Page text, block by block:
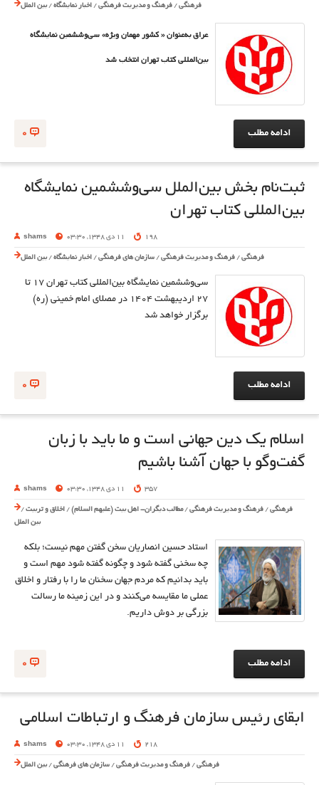
فرهنگی / فرهنگ و مدیریت فرهنگی / اخبار نمایشگاه /بین الملل
عراق به‌عنوان « کشور مهمان ویژه» سی‌وششمین نمایشگاه
بین‌المللی کتاب تهران انتخاب شد
0 ادامه مطلب
ثبت‌نام بخش بین‌الملل سی‌وششمین نمایشگاه
بین‌المللی کتاب تهران
shams 11 دی 1348, 03:30 198
فرهنگی / فرهنگ و مدیریت فرهنگی / سازمان های فرهنگی / اخبار نمایشگاه /بین الملل
سی‌وششمین نمایشگاه بین‌المللی کتاب تهران ۱۷ تا
۲۷ اردیبهشت ۱۴۰۴ در مصلای امام خمینی (ره)
برگزار خواهد شد
0 ادامه مطلب
اسلام یک دین جهانی است و ما باید با زبان
گفت‌وگو با جهان آشنا باشیم
shams 11 دی 1348, 03:30 357
فرهنگی / فرهنگ و مدیریت فرهنگی /مطالب دیگران- اهل بیت (علیهم السلام) / اخلاق و تربیت /
بین الملل
استاد حسین انصاریان سخن گفتن مهم نیست؛ بلکه
چه سخنی گفته شود و چگونه گفته شود مهم است و
باید بدانیم که مردم جهان سخنان ما را با رفتار و اخلاق
عملی ما مقایسه می‌کنند و در این زمینه ما رسالت
بزرگی بر دوش داریم.
0 ادامه مطلب
ابقای رئیس سازمان فرهنگ و ارتباطات اسلامی
shams 11 دی 1348, 03:30 218
فرهنگی / فرهنگ و مدیریت فرهنگی / سازمان های فرهنگی /بین الملل